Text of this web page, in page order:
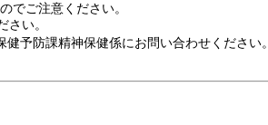
でご注意ください。
い。
予防課精神保健係にお問い合わせください。